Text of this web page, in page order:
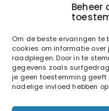
Beheer
Om de beste ervaringen te
cookies om informatie
raadplegen. Door in te
gegevens zoals surfgedrag
je geen toestemming geeft
nadelige invloed hebben
© 2026 Light and